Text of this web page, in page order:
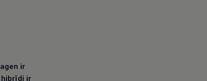
ir
ir